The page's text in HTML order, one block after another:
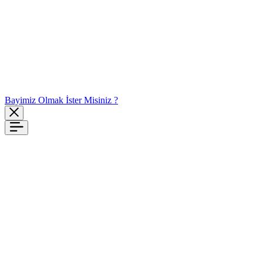
Bayimiz Olmak İster Misiniz ?